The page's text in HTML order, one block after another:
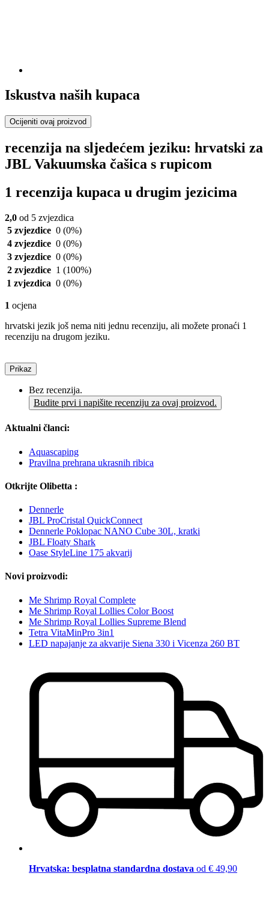
Iskustva naših kupaca
Ocijeniti ovaj proizvod
recenzija na sljedećem jeziku: hrvatski za
JBL Vakuumska čašica s rupicom
1 recenzija kupaca u drugim jezicima
2,0 od 5 zvjezdica
5 zvjezdice 0 (0%)
4 zvjezdice 0 (0%)
3 zvjezdice 0 (0%)
2 zvjezdice 1 (100%)
1 zvjezdica 0 (0%)
1 ocjena
hrvatski jezik još nema niti jednu recenziju, ali možete pronaći 1
recenziju na drugom jeziku.
Prikaz
Bez recenzija.
Budite prvi i napišite recenziju za ovaj proizvod.
Aktualni članci:
Aquascaping
Pravilna prehrana ukrasnih ribica
Otkrijte Olibetta :
Dennerle
JBL ProCristal QuickConnect
Dennerle Poklopac NANO Cube 30L, kratki
JBL Floaty Shark
Oase StyleLine 175 akvarij
Novi proizvodi:
Me Shrimp Royal Complete
Me Shrimp Royal Lollies Color Boost
Me Shrimp Royal Lollies Supreme Blend
Tetra VitaMinPro 3in1
LED napajanje za akvarije Siena 330 i Vicenza 260 BT
Hrvatska: besplatna standardna dostava od € 49,90